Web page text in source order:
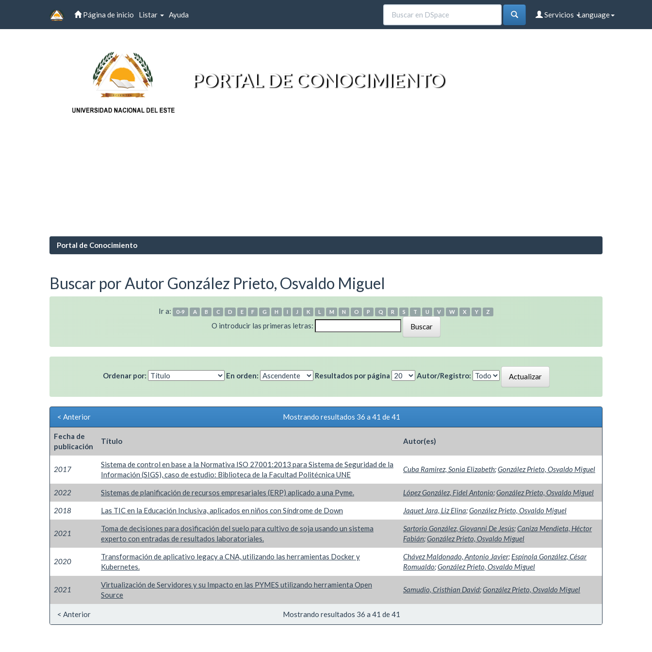
Página de inicio Listar Ayuda Language
Servicios
PORTAL DE CONOCIMIENTO
Portal de Conocimiento
Buscar por Autor González Prieto, Osvaldo Miguel
Ir a: 0-9 A B C D E F G H I J K L M N O P Q R S T U V W X Y Z
O introducir las primeras letras:
Ordenar por: En orden: Resultados por página Autor/Registro:
Mostrando resultados 36 a 41 de 41
< Anterior
Fecha de
publicación
Título Autor(es)
2017
Sistema de control en base a la Normativa ISO 27001:2013 para Sistema de Seguridad de la
Información (SIGS), caso de estudio: Biblioteca de la Facultad Politécnica UNE
Cuba Ramirez, Sonia Elizabeth;González Prieto, Osvaldo Miguel
2022 Sistemas de planificación de recursos empresariales (ERP) aplicado a una Pyme. López González, Fidel Antonio;González Prieto, Osvaldo Miguel
2018 Las TIC en la Educación Inclusiva, aplicados en niños con Síndrome de Down Jaquet Jara, Liz Elina;González Prieto, Osvaldo Miguel
2021
Toma de decisiones para dosificación del suelo para cultivo de soja usando un sistema
experto con entradas de resultados laboratoriales.
Sartorio González, Giovanni De Jesús;Caniza Mendieta, Héctor
Fabián;González Prieto, Osvaldo Miguel
2020
Transformación de aplicativo legacy a CNA, utilizando las herramientas Docker y
Kubernetes.
Chávez Maldonado, Antonio Javier; Espínola González, César
Romualdo;González Prieto, Osvaldo Miguel
2021
Virtualización de Servidores y su Impacto en las PYMES utilizando herramienta Open
Source
Samudio, Cristhian David;González Prieto, Osvaldo Miguel
Mostrando resultados 36 a 41 de 41
< Anterior